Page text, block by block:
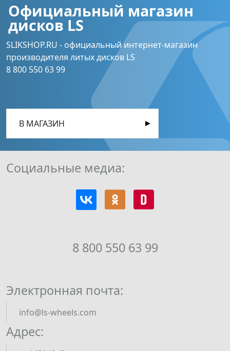
Официальный магазин
дисков LS
SLIKSHOP.RU - официальный интернет-магазин
производителя литых дисков LS
8 800 550 63 99
В МАГАЗИН
Адрес:
8 800 550 63 99
Электронная почта:
info@ls-wheels.com
Социальные медиа: